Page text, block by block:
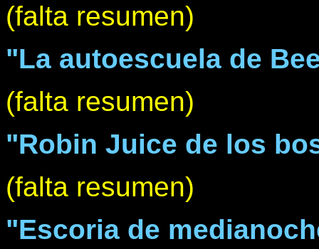
(falta resumen)
"La autoescuela de
(falta resumen)
"Robin Juice de los
(falta resumen)
"Escoria de